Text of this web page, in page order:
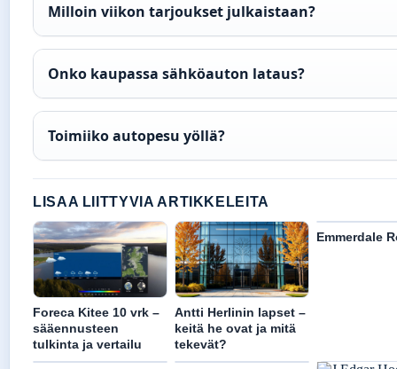
Milloin viikon tarjoukset julkaistaan?
Onko kaupassa sähköauton lataus?
Toimiiko autopesu yöllä?
LISAA LIITTYVIA ARTIKKELEITA
Foreca Kitee 10 vrk –
sääennusteen
tulkinta ja vertailu
Antti Herlinin lapset –
keitä he ovat ja mitä
tekevät?
Emmerdale